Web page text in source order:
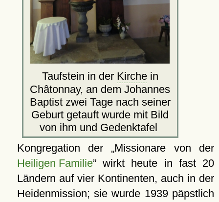
Taufstein in der Kirchein
Châtonnay, an dem Johannes
Baptist zwei Tage nach seiner
Geburt getauft wurde mit Bild
von ihm und Gedenktafel
Kongregation der Missionare von der
Heiligen Familie wirkt heute in fast 20
Ländern auf vier Kontinenten, auch in der
Heidenmission; sie wurde 1939 päpstlich